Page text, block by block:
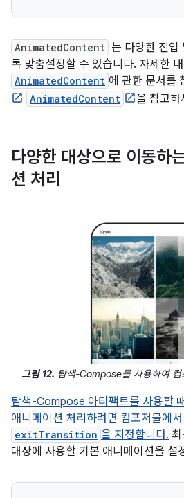
AnimatedContent 는 다양한 진입
록 맞춤설정할 수 있습니다. 자세한
AnimatedContent 에 관한 문서를
AnimatedContent 을 참고하
다양한 대상으로 이동하
션 처리
그림 12. 탐색-Compose를 사용하여
탐색-Compose 아티팩트를 사용할
애니메이션 처리하려면 컴포저블에서
exitTransition 을 지정합니다. 최
대상에 사용할 기본 애니메이션을 설